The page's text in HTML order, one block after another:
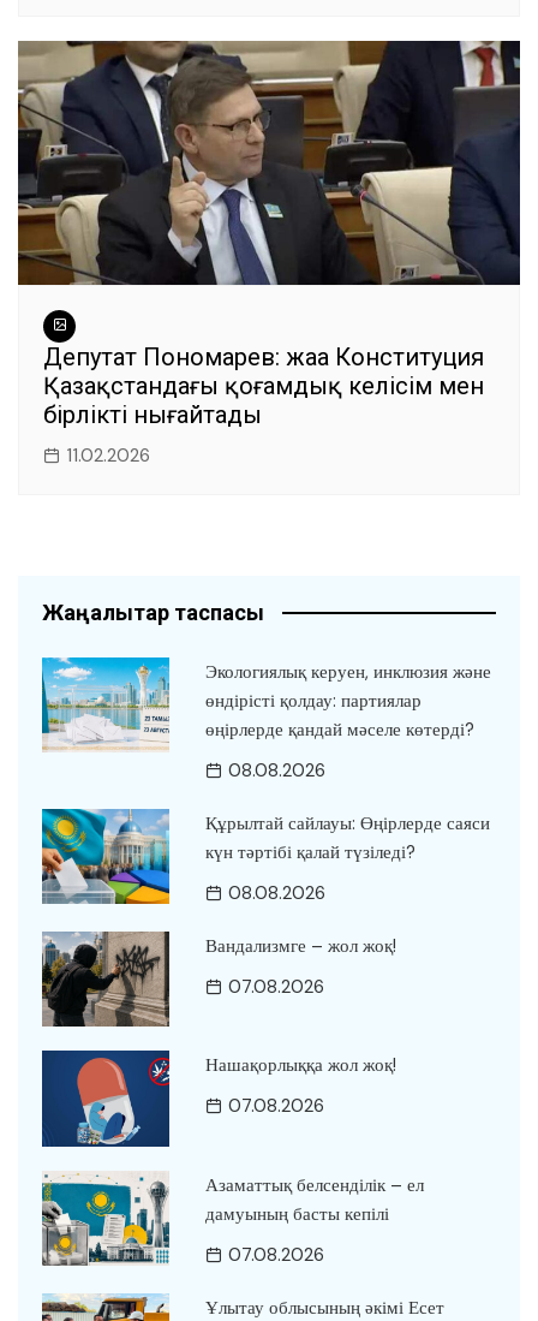
Депутат Пономарев: жаңа Конституция
Қазақстандағы қоғамдық келісім мен
бірлікті нығайтады
11.02.2026
Жаңалықтар таспасы
Экологиялық керуен, инклюзия және
өндірісті қолдау: партиялар
өңірлерде қандай мәселе көтерді?
08.08.2026
Құрылтай сайлауы: Өңірлерде саяси
күн тәртібі қалай түзіледі?
08.08.2026
Вандализмге – жол жоқ!
07.08.2026
Нашақорлыққа жол жоқ!
07.08.2026
Азаматтық белсенділік – ел
дамуының басты кепілі
07.08.2026
Ұлытау облысының әкімі Есет